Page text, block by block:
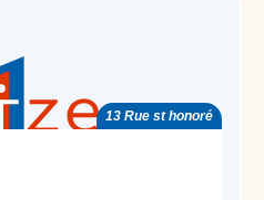
13 Rue st honoré